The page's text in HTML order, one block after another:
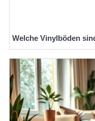
Welche Vinylböden